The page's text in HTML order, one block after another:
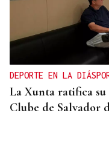
DEPORTE EN LA
La Xunta ratifica
Clube de Salvador